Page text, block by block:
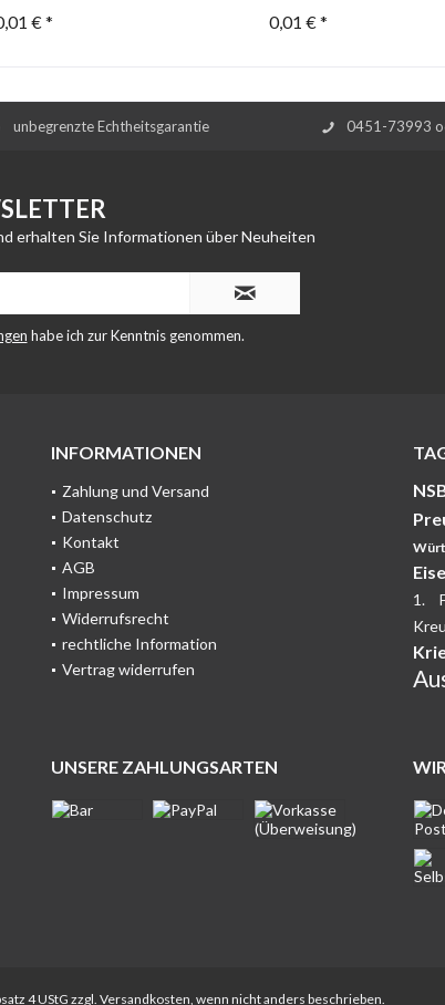
€ * 0,01 € *
unbegrenzte Echtheitsgarantie 0451-73993
erhalten Sie Informationen über Neuheiten
habe ich zur Kenntnis genommen.
INFORMATIONEN
Zahlung und Versand
Datenschutz
Kontakt
AGB
Impressum
Widerrufsrecht
rechtliche Information
Vertrag widerrufen
1.
UNSERE ZAHLUNGSARTEN
4 UStG zzgl. Versandkosten, wenn nicht anders beschrieben.